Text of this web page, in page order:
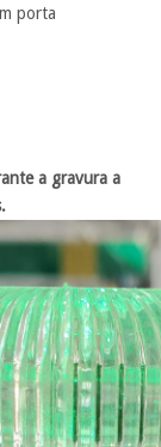
porta
a gravura a